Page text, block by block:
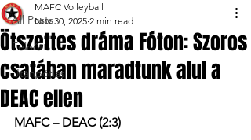
All Posts
Felnőtt
Utánpótlás
Ötszettes dráma Fóton: Szoros
csatában maradtunk alul a
DEAC ellen
MAFC Volleyball
Nov 30, 2025 2 min read
MAFC – DEAC (2:3)